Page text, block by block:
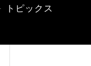
トピックス